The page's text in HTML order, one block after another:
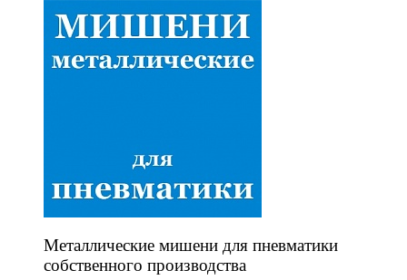
Металлические мишени для пневматики
собственного производства